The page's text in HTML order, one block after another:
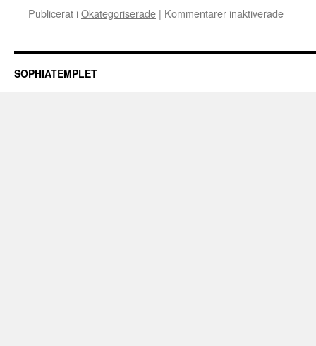
Publicerat iOkategoriserade | Kommentarer inaktiveradeför
SOPHIATEMPLET